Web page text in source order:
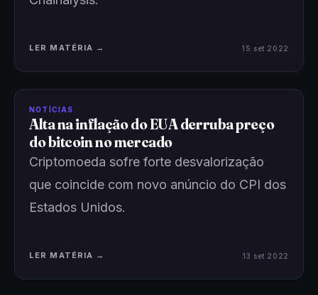
LER MATÉRIA → 15 set 2022
NOTÍCIAS
Alta na inflação do EUA derruba preço
do bitcoin no mercado
Criptomoeda sofre forte desvalorização
que coincide com novo anúncio do CPI dos
Estados Unidos.
LER MATÉRIA → 13 set 2022